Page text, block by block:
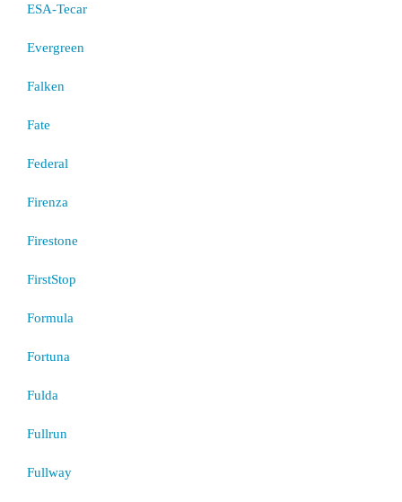
ESA-Tecar
Evergreen
Falken
Fate
Federal
Firenza
Firestone
FirstStop
Formula
Fortuna
Fulda
Fullrun
Fullway